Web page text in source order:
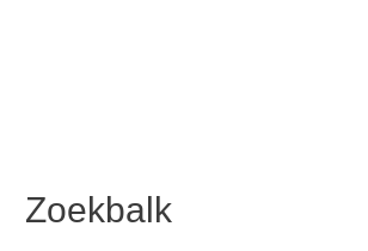
Zoekbalk